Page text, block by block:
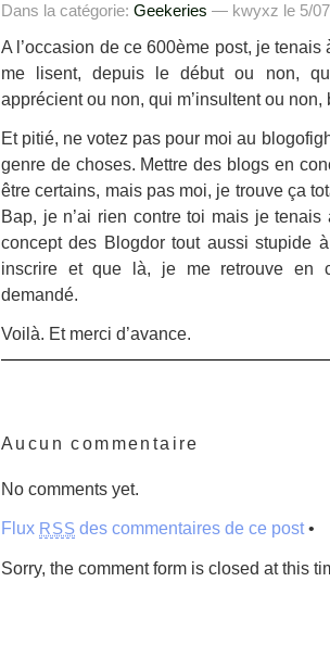
Dans la catégorie: Geekeries — kwyxz le 5/
A l’occasion de ce 600ème post, je
me lisent, depuis le début ou non,
apprécient ou non, qui m’insultent ou non,
Et pitié, ne votez pas pour moi au
genre de choses. Mettre des blogs en
être certains, mais pas moi, je trouve ça
Bap, je n’ai rien contre toi mais je
concept des Blogdor tout aussi stupide
inscrire et que là, je me retrouve en
demandé.
Voilà. Et merci d’avance.
Aucun commentaire
No comments yet.
Flux RSS des commentaires de ce post•
Sorry, the comment form is closed at this